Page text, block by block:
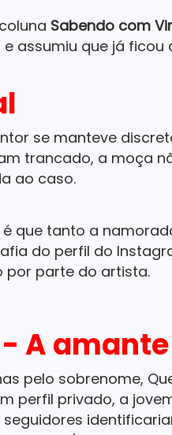
Sabendo com
assumiu que já ficou
se manteve
trancado, a moça
ao caso.
que tanto a
do perfil do
por parte do artista.
A amante
pelo sobrenome,
perfil privado, a